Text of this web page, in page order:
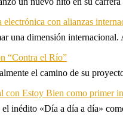
electrónica con alianzas
una dimensión internacional.
“Contra el Río”
el camino de su
con Estoy Bien como primer
inédito «Día a día a día»